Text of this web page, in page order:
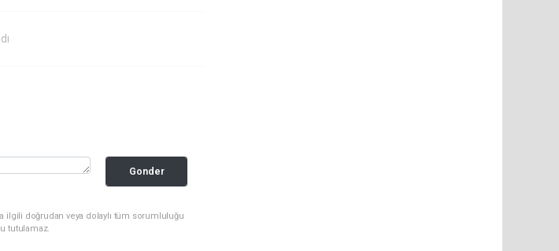
Gonder
ilgili doğrudan veya dolaylı tüm sorumluluğu
tutulamaz.